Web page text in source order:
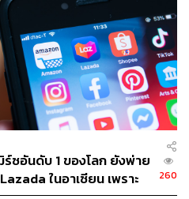
ซอันดับ 1 ของโลก ยังพ่าย
ในอาเซียน เพราะ
260